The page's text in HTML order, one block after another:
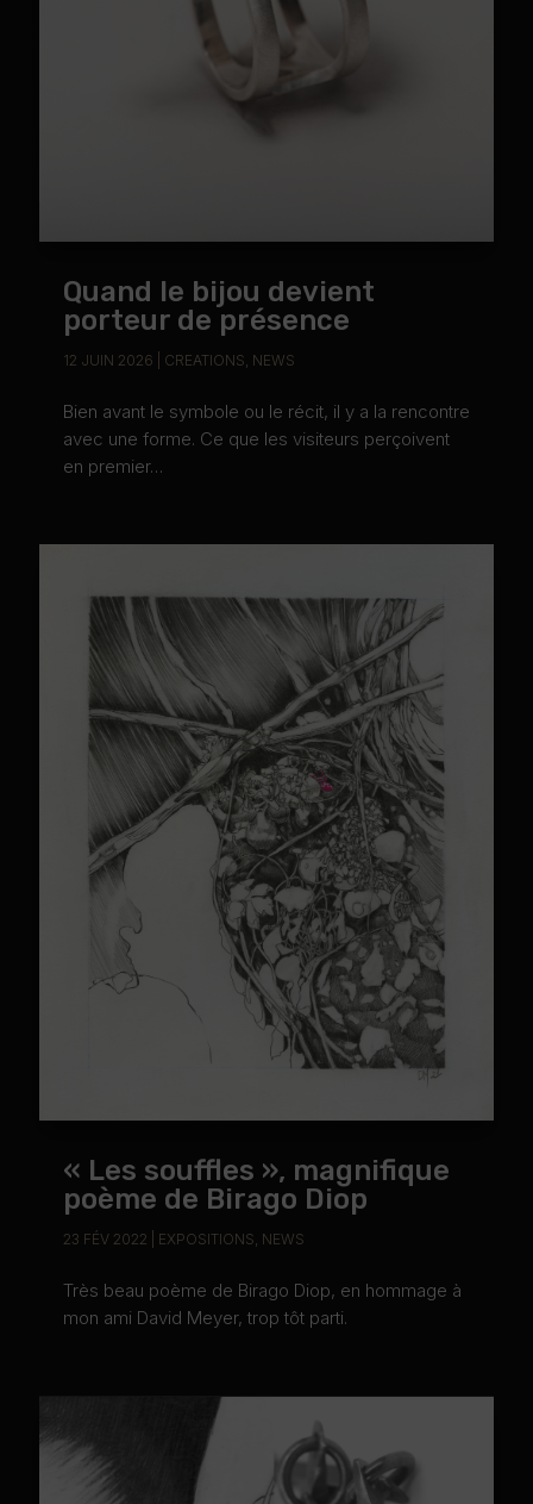
Quand le bijou devient
porteur de présence
12 JUIN 2026 CREATIONS, NEWS
Bien avant le symbole ou le récit, il y a la rencontre
avec une forme. Ce que les visiteurs perçoivent
en premier…
« Les souffles », magnifique
poème de Birago Diop
23 FÉV 2022 EXPOSITIONS NEWS
Très beau poème de Birago Diop, en hommage à
mon ami David Meyer, trop tôt parti.